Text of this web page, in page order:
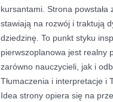
kursantami. Strona
stawiają na rozwój i traktują
dziedzinę. To punkt styku
pierwszoplanowa jest realny
zarówno nauczycieli, jak i
Tłumaczenia i interpretacje i
Idea strony opiera się na